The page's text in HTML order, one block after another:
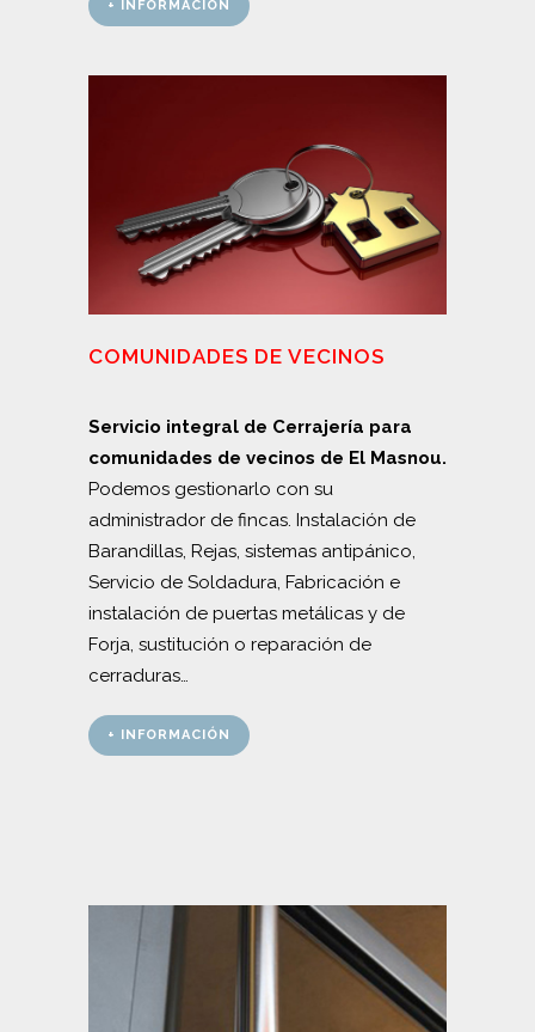
+ INFORMACIÓN
COMUNIDADES DE VECINOS
Servicio integral de Cerrajería para
comunidades de vecinos de El Masnou.
Podemos gestionarlo con su
administrador de fincas. Instalación de
Barandillas, Rejas, sistemas antipánico,
Servicio de Soldadura, Fabricación e
instalación de puertas metálicas y de
Forja, sustitución o reparación de
cerraduras…
+ INFORMACIÓN